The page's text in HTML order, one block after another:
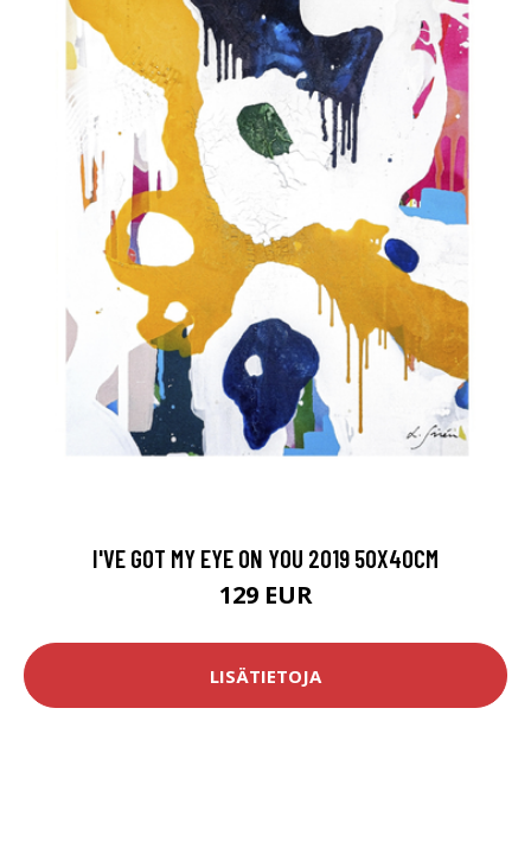
I'VE GOT MY EYE ON YOU 2019 50X40CM
129 EUR
LISÄTIETOJA